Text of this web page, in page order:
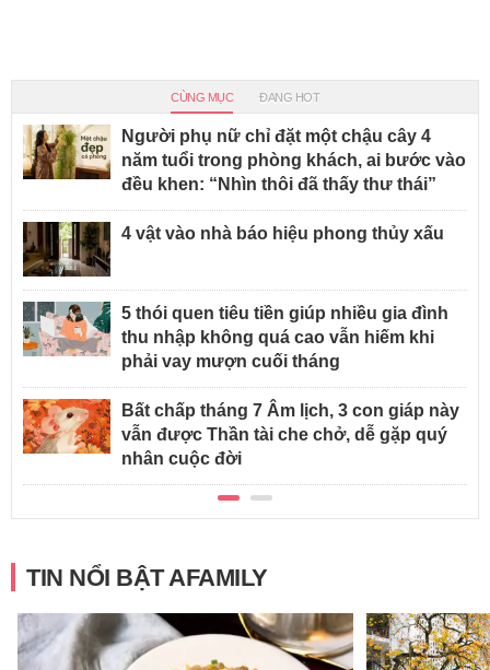
CÙNG MỤC ĐANG HOT
Người phụ nữ chỉ đặt một chậu cây 4
năm tuổi trong phòng khách, ai bước vào
đều khen: “Nhìn thôi đã thấy thư thái”
4 vật vào nhà báo hiệu phong thủy xấu
5 thói quen tiêu tiền giúp nhiều gia đình
thu nhập không quá cao vẫn hiếm khi
phải vay mượn cuối tháng
Bất chấp tháng 7 Âm lịch, 3 con giáp này
vẫn được Thần tài che chở, dễ gặp quý
nhân cuộc đời
TIN NỔI BẬT AFAMILY